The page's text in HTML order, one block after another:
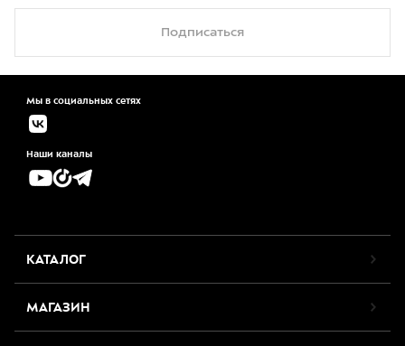
Подписаться
Мы в социальных сетях
Наши каналы
КАТАЛОГ
МАГАЗИН